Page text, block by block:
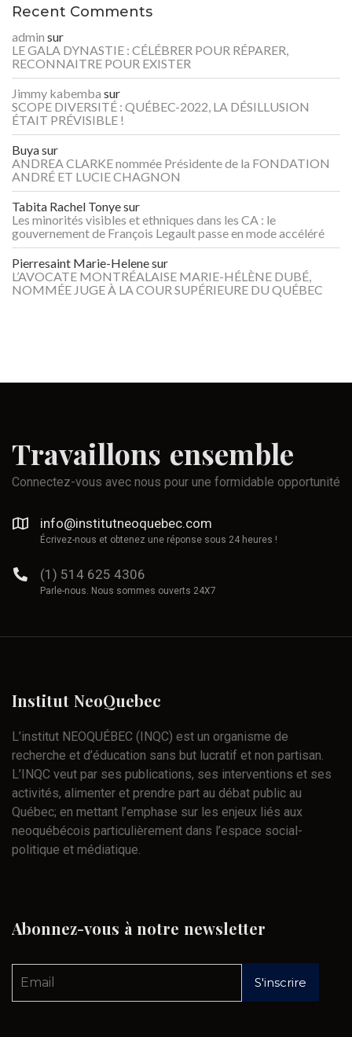
Recent Comments
admin sur
LE GALA DYNASTIE : CÉLÉBRER POUR RÉPARER,
RECONNAITRE POUR EXISTER
Jimmy kabemba sur
SCOPE DIVERSITÉ : QUÉBEC-2022, LA DÉSILLUSION
ÉTAIT PRÉVISIBLE !
Buyasur
ANDREA CLARKE nommée Présidente de la FONDATION
ANDRÉ ET LUCIE CHAGNON
Tabita Rachel Tonyesur
Les minorités visibles et ethniques dans les CA : le
gouvernement de François Legault passe en mode accéléré
Pierresaint Marie-Helenesur
L’AVOCATE MONTRÉALAISE MARIE-HÉLÈNE DUBÉ,
NOMMÉE JUGE À LA COUR SUPÉRIEURE DU QUÉBEC
Travaillons ensemble
Connectez-vous avec nous pour une formidable opportunité
info@institutneoquebec.com
Écrivez-nous et obtenez une réponse sous 24 heures !
(1) 514 625 4306
Parle-nous. Nous sommes ouverts 24X7
Institut NeoQuebec
L’institut NEOQUÉBEC (INQC) est un organisme de
recherche et d’éducation sans but lucratif et non partisan.
L’INQC veut par ses publications, ses interventions et ses
activités, alimenter et prendre part au débat public au
Québec; en mettant l’emphase sur les enjeux liés aux
neoquébécois particulièrement dans l’espace social-
politique et médiatique.
Abonnez-vous à notre newsletter